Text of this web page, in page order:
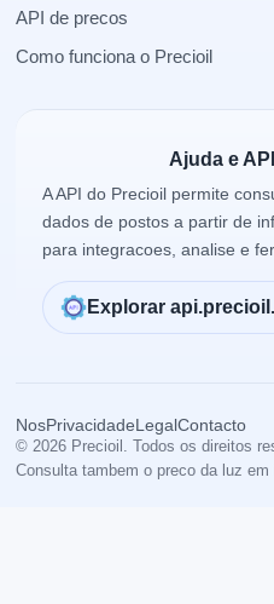
API de precos
Como funciona o Precioil
Ajuda e
A API do Precioil permite
dados de postos a partir de
para integracoes, analise e
Explorar
NosPrivacidadeLegalContacto
© 2026 Precioil. Todos os direitos
Consulta tambem o preco da luz em